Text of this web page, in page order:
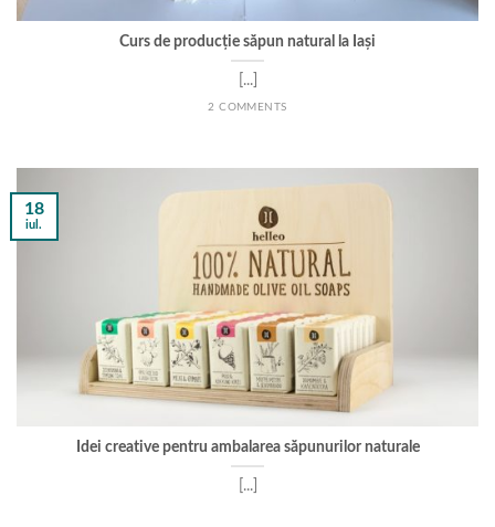
Curs de producție săpun natural la Iași
[...]
2 COMMENTS
Idei creative pentru ambalarea săpunurilor naturale
[...]
18
iul.